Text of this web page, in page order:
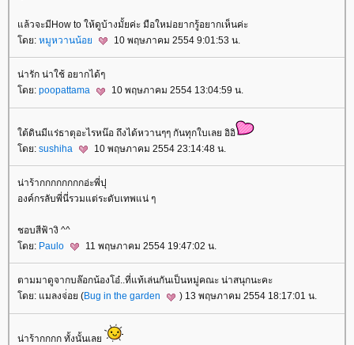
ล้วจะมีHow to ให้ดูบ้างมั้ยค่ะ มือใหม่อยากรู้อยากเห็นค่ะ
ดย: หมูหวานน้อ 10 พฤษภาคม 2554 9:01:53 น.
น่ารัก น่าใช้ อยากได้ๆ
ดย: poopattama 10 พฤษภาคม 2554 13:04:59 น.
ต้ดินมีแร่ธาตุอะไรหน๊อ ถึงได้หวานๆๆ กันทุกใบเลย อิอิ
ดย: sushiha 10 พฤษภาคม 2554 23:14:48 น.
น่าร้ากกกกกกกกอ่ะพี่ปุ
องค์กรลับพี่นี่รวมแต่ระดับเทพแน่ ๆ
ชอบสีฟ้างิ ^^
ดย: Paulo 11 พฤษภาคม 2554 19:47:02 น.
ตามมาดูจากบล๊อกน้องโอ๋..ที่แท้เล่นกันเป็นหมู่คณะ น่าสนุกนะคะ
ดย: แมลงจ่่อย (Bug in the garden ) 13 พฤษภาคม 2554 18:17:01 น.
น่าร้ากกกก ทั้งนั้นเล